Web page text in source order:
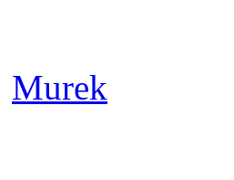
Murek